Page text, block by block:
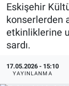
Eskişehir
konserlerden
etkinliklerine
sardı.
17.05.2026 - 15:10
YAYINLANMA
Sağlık
Alış-Veriş/
Ekonomi
Kültür
Politika
Haber